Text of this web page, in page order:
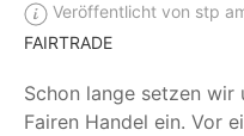
Veröffentlicht von stp
FAIRTRADE
Schon lan­ge set­zen wir
Fai­ren Han­del ein. Vor